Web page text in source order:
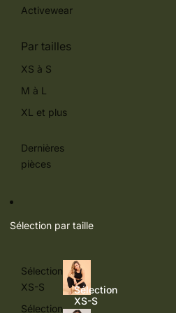
Activewear
Par tailles
XS à S
M à L
XL et plus
Dernières
pièces
Sélection par taille
Sélection
XS-S
Sélection
Sélection
XS-S